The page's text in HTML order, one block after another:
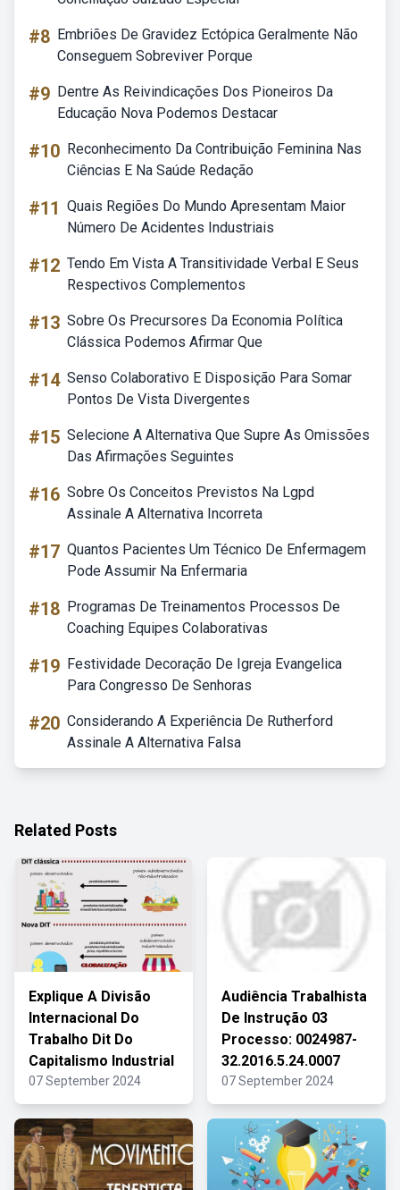
#8 Embriões De Gravidez Ectópica Geralmente Não
Conseguem Sobreviver Porque
#9 Dentre As Reivindicações Dos Pioneiros Da
Educação Nova Podemos Destacar
#10 Reconhecimento Da Contribuição Feminina Nas
Ciências E Na Saúde Redação
#11 Quais Regiões Do Mundo Apresentam Maior
Número De Acidentes Industriais
#12 Tendo Em Vista A Transitividade Verbal E Seus
Respectivos Complementos
#13 Sobre Os Precursores Da Economia Política
Clássica Podemos Afirmar Que
#14 Senso Colaborativo E Disposição Para Somar
Pontos De Vista Divergentes
#15 Selecione A Alternativa Que Supre As Omissões
Das Afirmações Seguintes
#16 Sobre Os Conceitos Previstos Na Lgpd
Assinale A Alternativa Incorreta
#17 Quantos Pacientes Um Técnico De Enfermagem
Pode Assumir Na Enfermaria
#18 Programas De Treinamentos Processos De
Coaching Equipes Colaborativas
#19 Festividade Decoração De Igreja Evangelica
Para Congresso De Senhoras
#20 Considerando A Experiência De Rutherford
Assinale A Alternativa Falsa
Related Posts
Explique A Divisão
Internacional Do
Trabalho Dit Do
Capitalismo Industrial
07 September 2024
Audiência Trabalhista
De Instrução 03
Processo: 0024987-
32.2016.5.24.0007
07 September 2024